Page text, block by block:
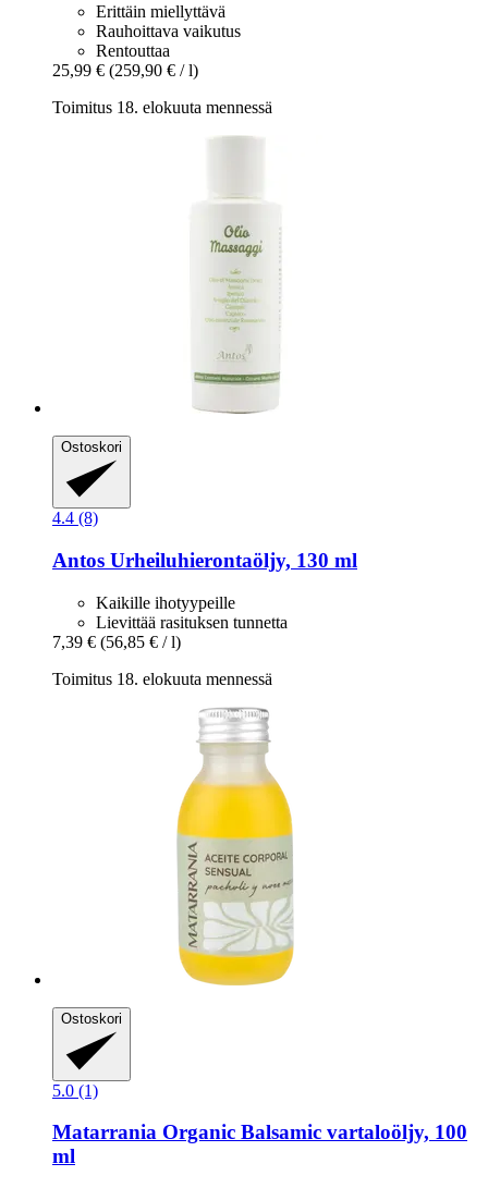
Erittäin miellyttävä
Rauhoittava vaikutus
Rentouttaa
25,99 € (259,90 € / l)
Toimitus 18. elokuuta mennessä
Ostoskori
4.4 (8)
Antos Urheiluhierontaöljy, 130 ml
Kaikille ihotyypeille
Lievittää rasituksen tunnetta
7,39 € (56,85 € / l)
Toimitus 18. elokuuta mennessä
Ostoskori
5.0 (1)
Matarrania Organic Balsamic vartaloöljy, 100
ml